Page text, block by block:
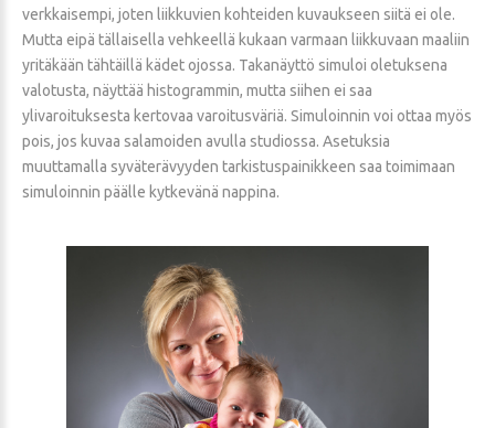
verkkaisempi, joten liikkuvien kohteiden kuvaukseen siitä ei ole.
Mutta eipä tällaisella vehkeellä kukaan varmaan liikkuvaan maaliin
yritäkään tähtäillä kädet ojossa. Takanäyttö simuloi oletuksena
valotusta, näyttää histogrammin, mutta siihen ei saa
ylivaroituksesta kertovaa varoitusväriä. Simuloinnin voi ottaa myös
pois, jos kuvaa salamoiden avulla studiossa. Asetuksia
muuttamalla syväterävyyden tarkistuspainikkeen saa toimimaan
simuloinnin päälle kytkevänä nappina.